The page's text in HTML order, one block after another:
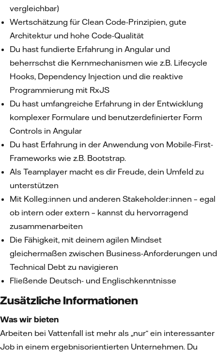
vergleichbar)
Wertschätzung für Clean Code-Prinzipien, gute
Architektur und hohe Code-Qualität
Du hast fundierte Erfahrung in Angular und
beherrschst die Kernmechanismen wie z.B. Lifecycle
Hooks, Dependency Injection und die reaktive
Programmierung mit RxJS
Du hast umfangreiche Erfahrung in der Entwicklung
komplexer Formulare und benutzerdefinierter Form
Controls in Angular
Du hast Erfahrung in der Anwendung von Mobile-First-
Frameworks wie z.B. Bootstrap.
Als Teamplayer macht es dir Freude, dein Umfeld zu
unterstützen
Mit Kolleg:innen und anderen Stakeholder:innen – egal
ob intern oder extern – kannst du hervorragend
zusammenarbeiten
Die Fähigkeit, mit deinem agilen Mindset
gleichermaßen zwischen Business-Anforderungen und
Technical Debt zu navigieren
Fließende Deutsch- und Englischkenntnisse
Zusätzliche Informationen
Was wir bieten
Arbeiten bei Vattenfall ist mehr als „nur“ ein interessanter
Job in einem ergebnisorientierten Unternehmen. Du